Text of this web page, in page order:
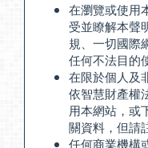
在瀏覽或使用
受並瞭解本聲
規、一切國際
任何不法目的
在限於個人及
依智慧財產權
用本網站，或
關資料，但請
任何商業機構